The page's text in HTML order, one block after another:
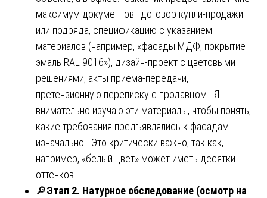
максимум документов: договор купли-продажи
или подряда, спецификацию с указанием
материалов (например, «фасады МДФ, покрытие —
эмаль RAL 9016»), дизайн-проект с цветовыми
решениями, акты приема-передачи,
претензионную переписку с продавцом. Я
внимательно изучаю эти материалы, чтобы понять,
какие требования предъявлялись к фасадам
изначально. Это критически важно, так как,
например, «белый цвет» может иметь десятки
оттенков.
🔎Этап 2. Натурное обследование (осмотр на